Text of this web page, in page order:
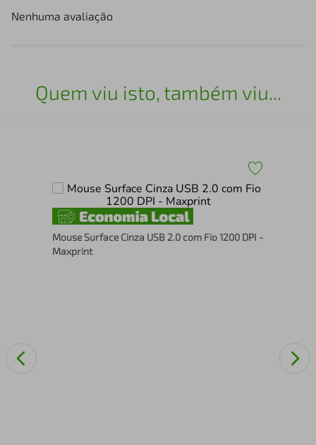
Nenhuma avaliação
Quem viu isto, também viu...
Mouse Surface Cinza USB 2.0 com Fio 1200 DPI -
Maxprint